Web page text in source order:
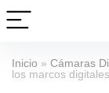
Inicio » Cámaras
los marcos digitales